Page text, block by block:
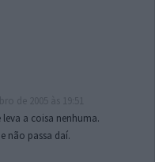
a coisa nenhuma.
não passa daí.